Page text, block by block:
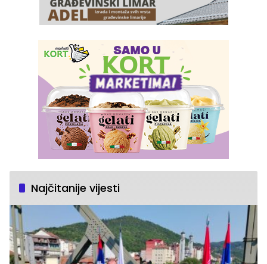
Najčitanije vijesti